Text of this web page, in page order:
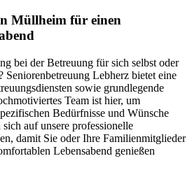
Müllheim für einen
bei der Betreuung für sich selbst oder
Seniorenbetreuung Lebherz bietet eine
sowie grundlegende
Team ist hier, um
Bedürfnisse und Wünsche
auf unsere professionelle
damit Sie oder Ihre Familienmitglieder
Lebensabend genießen